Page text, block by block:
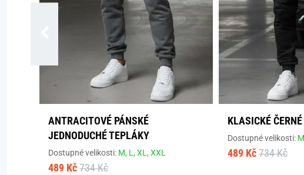
ANTRACITOVÉ PÁNSKÉ
JEDNODUCHÉ TEPLÁKY
Dostupné velikosti: M, L,XL,XXL
489 Kč 734 Kč
KLASICKÉ
Dostupné velikosti:
489 Kč 734 Kč